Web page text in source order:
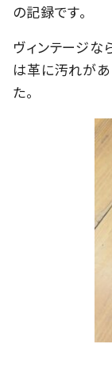
の記録です。
ヴィンテージな
は革に汚れがあ
た。